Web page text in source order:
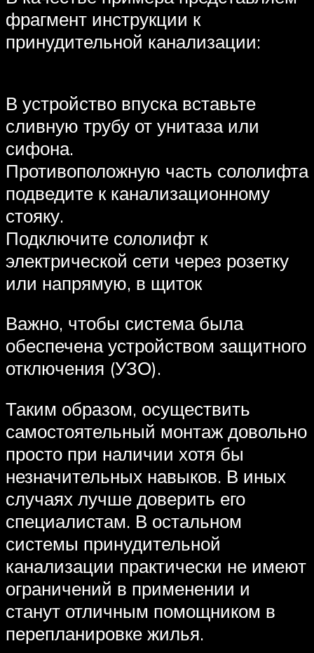
фрагмент инструкции к
принудительной канализации:
В устройство впуска вставьте
сливную трубу от унитаза или
сифона.
Противоположную часть сололифта
подведите к канализационному
стояку.
Подключите сололифт к
электрической сети через розетку
или напрямую, в щиток
Важно, чтобы система была
обеспечена устройством защитного
отключения (УЗО).
Таким образом, осуществить
самостоятельный монтаж довольно
просто при наличии хотя бы
незначительных навыков. В иных
случаях лучше доверить его
специалистам. В остальном
системы принудительной
канализации практически не имеют
ограничений в применении и
станут отличным помощником в
перепланировке жилья.